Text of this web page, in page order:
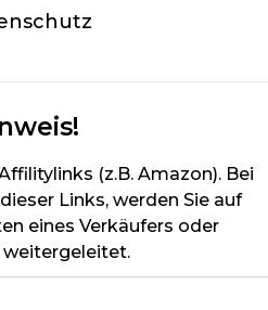
(z.B. Amazon). Bei
Links, werden Sie auf
eines Verkäufers oder
weitergeleitet.